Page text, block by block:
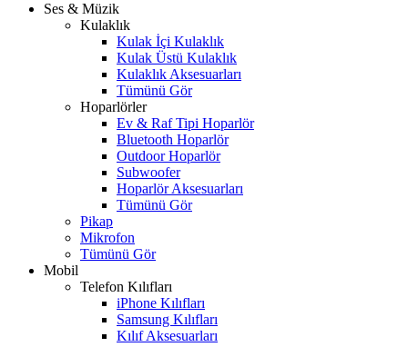
Ses & Müzik
Kulaklık
Kulak İçi Kulaklık
Kulak Üstü Kulaklık
Kulaklık Aksesuarları
Tümünü Gör
Hoparlörler
Ev & Raf Tipi Hoparlör
Bluetooth Hoparlör
Outdoor Hoparlör
Subwoofer
Hoparlör Aksesuarları
Tümünü Gör
Pikap
Mikrofon
Tümünü Gör
Mobil
Telefon Kılıfları
iPhone Kılıfları
Samsung Kılıfları
Kılıf Aksesuarları